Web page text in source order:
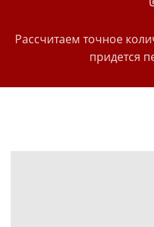
Рассчитаем точное
придется